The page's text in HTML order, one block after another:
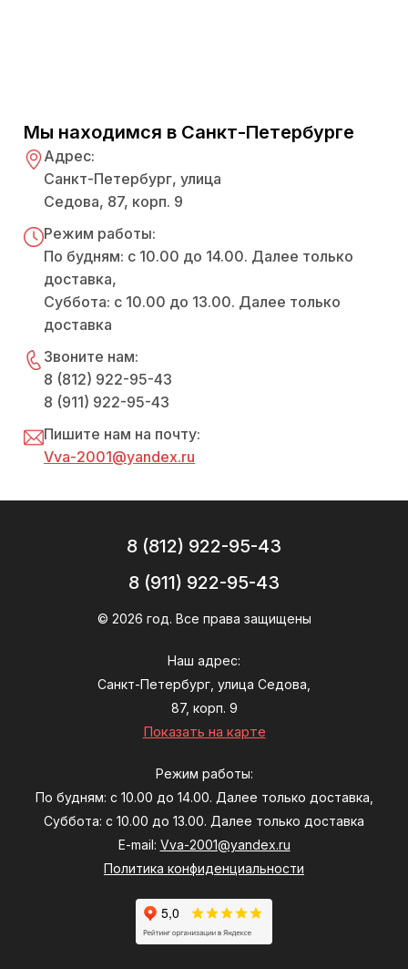
Мы находимся в Санкт-Петербурге
Адрес:
Санкт-Петербург, улица
Седова, 87, корп. 9
Режим работы:
По будням: с 10.00 до 14.00. Далее только
доставка,
Суббота: с 10.00 до 13.00. Далее только
доставка
Звоните нам:
8 (812) 922-95-43
8 (911) 922-95-43
Пишите нам на почту:
Vva-2001@yandex.ru
8 (812) 922-95-43
8 (911) 922-95-43
© 2026 год. Все права защищены
Наш адрес:
Санкт-Петербург, улица Седова,
87, корп. 9
Показать на карте
Режим работы:
По будням: с 10.00 до 14.00. Далее только доставка,
Суббота: с 10.00 до 13.00. Далее только доставка
E-mail: Vva-2001@yandex.ru
Политика конфиденциальности